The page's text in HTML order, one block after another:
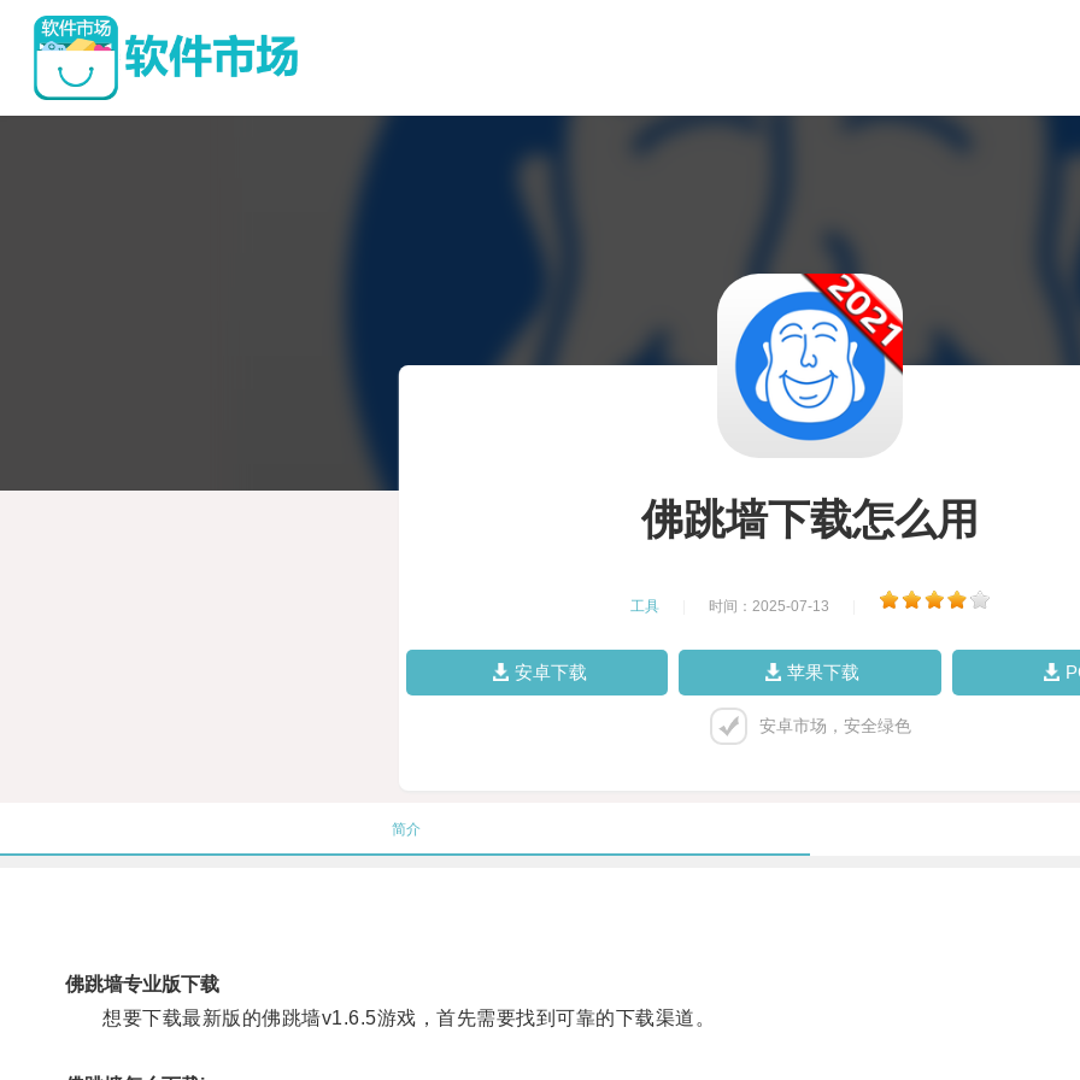
佛跳墙下载怎么用
工具 时间：2025-07-13
安卓下载 苹果下载
安卓市场，安全绿色
简介
佛跳墙专业版下载
想要下载最新版的佛跳墙v1.6.5游戏，首先需要找到可靠的下载渠道。